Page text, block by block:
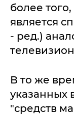
более
является
- ред.)
В то же
указанных
"средств